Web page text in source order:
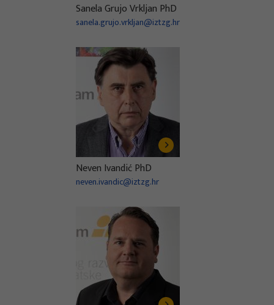
Sanela Grujo Vrkljan PhD
sanela.grujo.vrkljan@iztzg.hr
Neven Ivandić PhD
neven.ivandic@iztzg.hr